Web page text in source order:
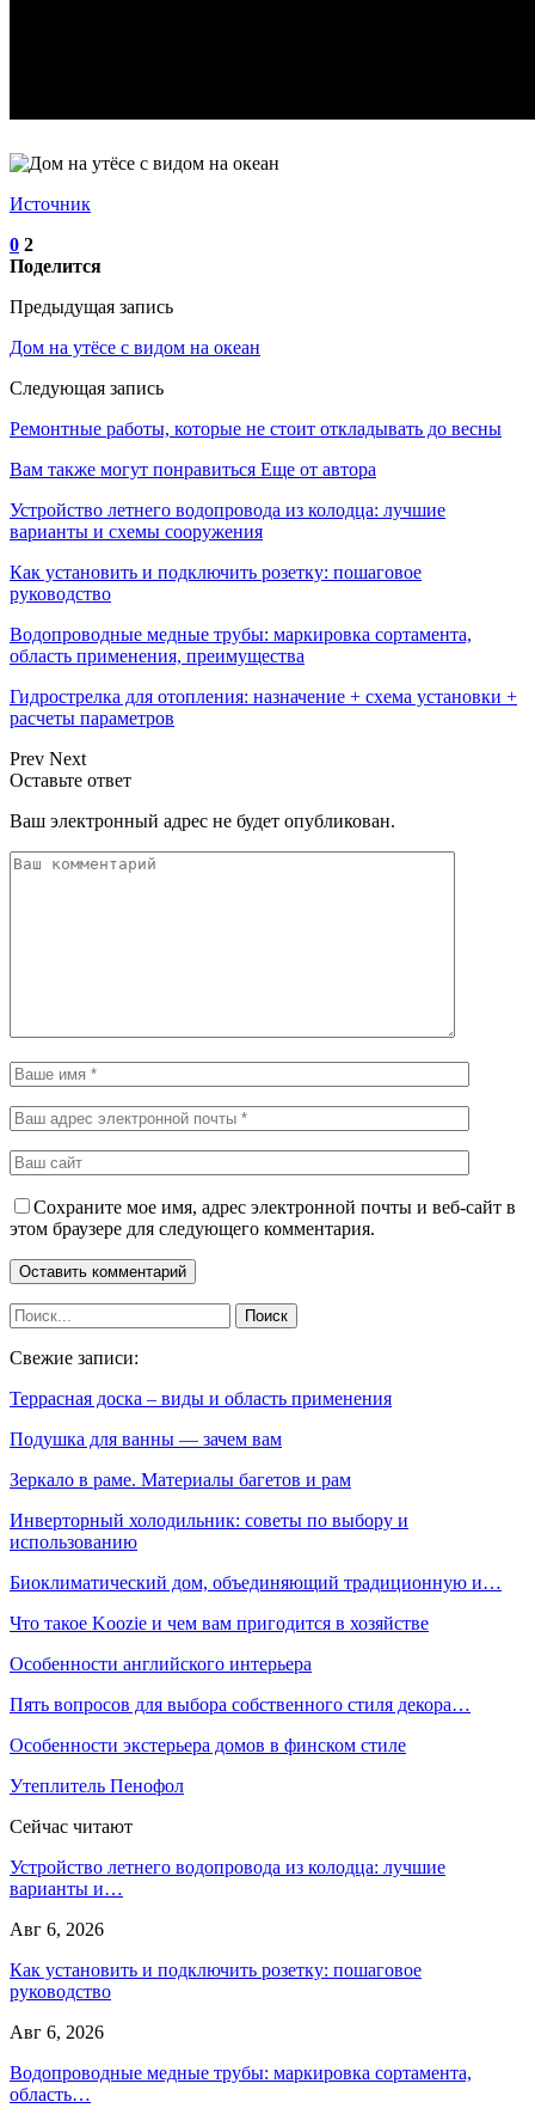
Источник
0 2
Поделится
Предыдущая запись
Дом на утёсе с видом на океан
Следующая запись
Ремонтные работы, которые не стоит откладывать до весны
Вам также могут понравиться Еще от автора
Устройство летнего водопровода из колодца: лучшие
варианты и схемы сооружения
Как установить и подключить розетку: пошаговое
руководство
Водопроводные медные трубы: маркировка сортамента,
область применения, преимущества
Гидрострелка для отопления: назначение + схема установки +
расчеты параметров
Prev Next
Оставьте ответ
Ваш электронный адрес не будет опубликован.
Сохраните мое имя, адрес электронной почты и веб-сайт в
этом браузере для следующего комментария.
Свежие записи:
Террасная доска – виды и область применения
Подушка для ванны — зачем вам
Зеркало в раме. Материалы багетов и рам
Инверторный холодильник: советы по выбору и
использованию
Биоклиматический дом, объединяющий традиционную и…
Что такое Koozie и чем вам пригодится в хозяйстве
Особенности английского интерьера
Пять вопросов для выбора собственного стиля декора…
Особенности экстерьера домов в финском стиле
Утеплитель Пенофол
Сейчас читают
Устройство летнего водопровода из колодца: лучшие
варианты и…
Авг 6, 2026
Как установить и подключить розетку: пошаговое
руководство
Авг 6, 2026
Водопроводные медные трубы: маркировка сортамента,
область…